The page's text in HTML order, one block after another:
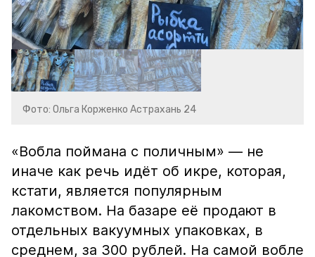
Фото: Ольга Корженко Астрахань 24
«Вобла поймана с поличным» — не
иначе как речь идёт об икре, которая,
кстати, является популярным
лакомством. На базаре её продают в
отдельных вакуумных упаковках, в
среднем, за 300 рублей. На самой вобле